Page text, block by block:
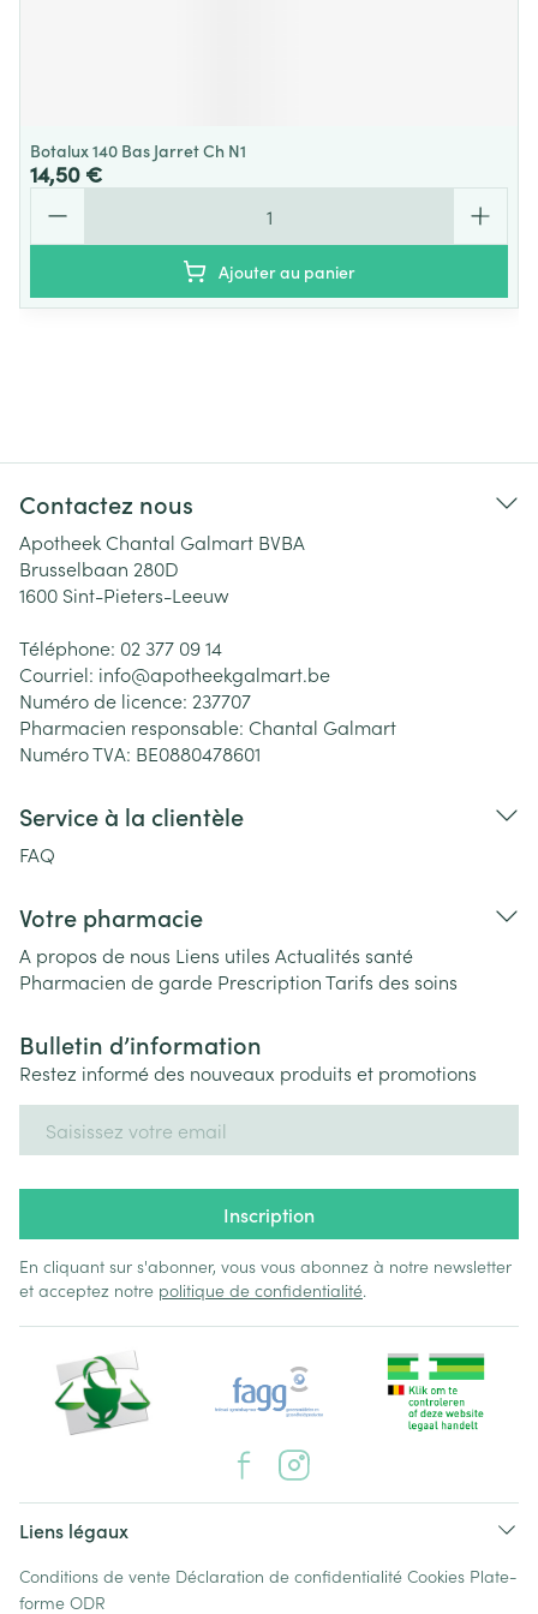
Botalux 140 Bas Jarret Ch N1
14,50 €
Ajouter au panier
Contactez nous
Apotheek Chantal Galmart BVBA
Brusselbaan 280D
1600 Sint-Pieters-Leeuw
Téléphone: 02 377 09 14
Courriel: info@apotheekgalmart.be
Numéro de licence: 237707
Pharmacien responsable: Chantal Galmart
Numéro TVA: BE0880478601
Service à la clientèle
FAQ
Votre pharmacie
A propos de nous Liens utiles Actualités santé
Pharmacien de garde PrescriptionTarifs des soins
Bulletin d’information
Restez informé des nouveaux produits et promotions
Inscription
En cliquant sur s'abonner, vous vous abonnez à notre newsletter
et acceptez notre politique de confidentialité.
Liens légaux
Conditions de vente Déclaration de confidentialité Cookies Plate-
forme ODR